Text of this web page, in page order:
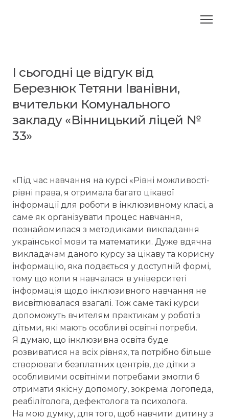
І сьогодні це відгук від
Березнюк Тетяни Іванівни,
вчительки Комунального
закладу «Вінницький ліцей №
33»
«Під час навчання на курсі «Рівні можливості-
рівні права, я отримала багато цікавої
інформації для роботи в інклюзивному класі, а
саме як організувати процес навчання,
познайомилася з методиками викладання
української мови та математики. Дуже вдячна
викладачам даного курсу за цікаву та корисну
інформацію, яка подається у доступній формі,
тому що коли я навчалася в університеті
інформація щодо інклюзивного навчання не
висвітлювалася взагалі. Тож саме такі курси
допоможуть вчителям практикам у роботі з
дітьми, які мають особливі освітні потреби.
Я думаю, що інклюзивна освіта буде
розвиватися на всіх рівнях, та потрібно більше
створювати безплатних центрів, де дітки з
особливими освітніми потребами змогли б
отримати якісну допомогу, зокрема: логопеда,
реабілітолога, дефектолога та психолога.
На мою думку, для того, щоб навчити дитину з